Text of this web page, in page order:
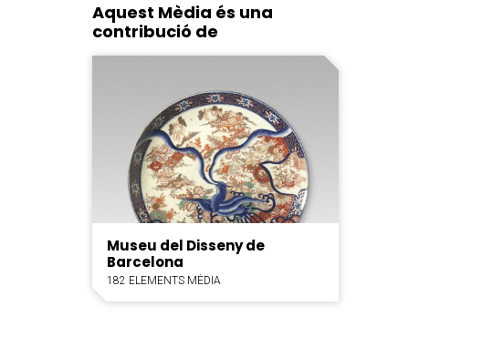
Aquest Mèdia és una
contribució de
Museu del Disseny de
Barcelona
182 ELEMENTS MÈDIA